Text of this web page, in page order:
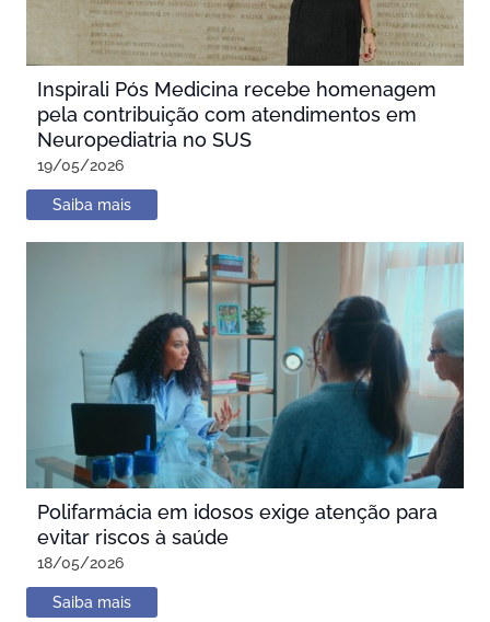
Inspirali Pós Medicina recebe homenagem
pela contribuição com atendimentos em
Neuropediatria no SUS
19/05/2026
Saiba mais
Polifarmácia em idosos exige atenção para
evitar riscos à saúde
18/05/2026
Saiba mais